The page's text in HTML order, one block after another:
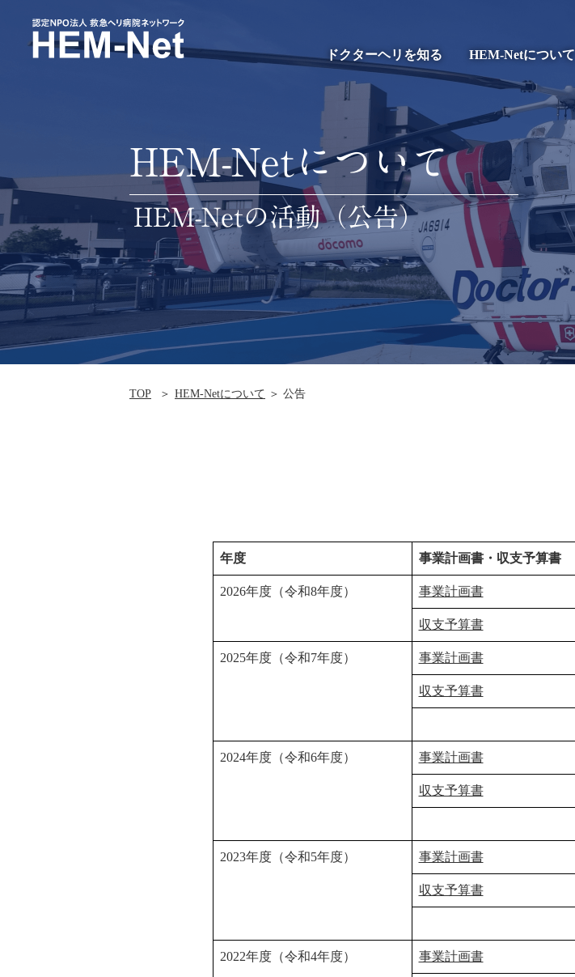
ドクターヘリを知る HEM-Netについて
HEM-Netについて
HEM-Netの活動（公告）
TOP HEM-Netについて ＞ 公告
年度 事業計画書・収支予算書
2026年度（令和8年度） 事業計画書
収支予算書
2025年度（令和7年度） 事業計画書
収支予算書
2024年度（令和6年度） 事業計画書
収支予算書
2023年度（令和5年度） 事業計画書
収支予算書
2022年度（令和4年度） 事業計画書